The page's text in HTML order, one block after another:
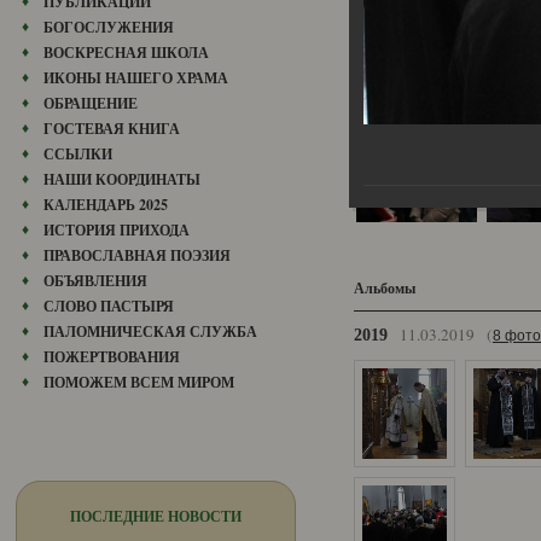
БОГОСЛУЖЕНИЯ
ВОСКРЕСНАЯ ШКОЛА
ИКОНЫ НАШЕГО ХРАМА
ОБРАЩЕНИЕ
ГОСТЕВАЯ КНИГА
ССЫЛКИ
НАШИ КООРДИНАТЫ
КАЛЕНДАРЬ 2025
ИСТОРИЯ ПРИХОДА
ПРАВОСЛАВНАЯ ПОЭЗИЯ
ОБЪЯВЛЕНИЯ
СЛОВО ПАСТЫРЯ
ПАЛОМНИЧЕСКАЯ СЛУЖБА
ПОЖЕРТВОВАНИЯ
ПОМОЖЕМ ВСЕМ МИРОМ
ПОСЛЕДНИЕ НОВОСТИ
Альбомы
2019 11.03.2019 (8 фото